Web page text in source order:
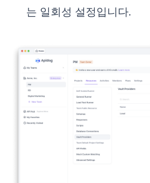
는 일회성 설정입니다.